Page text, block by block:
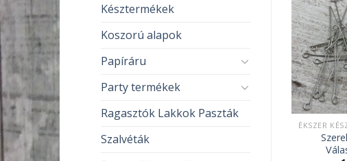
Késztermékek
Koszorú alapok
Papíráru
Party termékek
Ragasztók Lakkok Paszták
Szalvéták
Gyűrű alapok /